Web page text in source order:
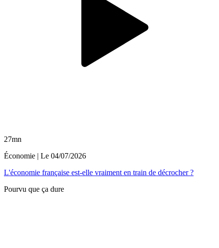
27mn
Économie | Le 04/07/2026
L'économie française est-elle vraiment en train de décrocher ?
Pourvu que ça dure